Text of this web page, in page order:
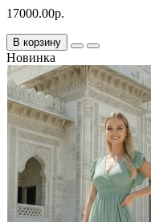
17000.00р.
В корзину
Новинка